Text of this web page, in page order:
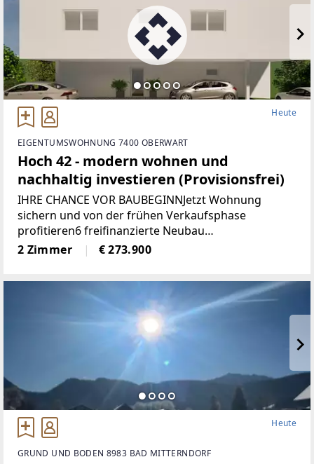
Heute
EIGENTUMSWOHNUNG 7400 OBERWART
Hoch 42 - modern wohnen und
nachhaltig investieren (Provisionsfrei)
IHRE CHANCE VOR BAUBEGINNJetzt Wohnung
sichern und von der frühen Verkaufsphase
profitieren6 freifinanzierte Neubau
EigentumswohnungenWohnungsgrößen von ca. 50
m² bis 68 m²Alle Wohnungen sind entweder mit
2 Zimmer € 273.900
Heute
GRUND UND BODEN 8983 BAD MITTERNDORF